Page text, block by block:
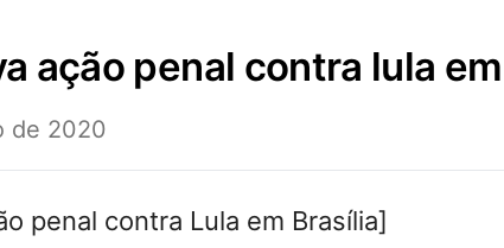
ação penal contra lula
de 2020